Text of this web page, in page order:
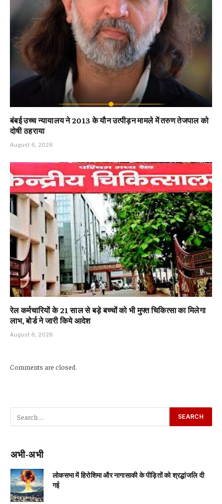
बंबई उच्च न्यायालय ने 2013 के यौन उत्पीड़न मामले में तरुण तेजपाल को
दोषी ठहराया
August 6, 2026
रेल कर्मचारियों के 21 साल से बड़े बच्चों को भी मुफ्त चिकित्सा का मिलेगा
लाभ, बोर्ड ने जारी किये आदेश
August 6, 2026
Comments are closed.
अभी-अभी
लोकसभा में हिरोशिमा और नागासाकी के पीड़ितों को श्रद्धांजलि दी
गई